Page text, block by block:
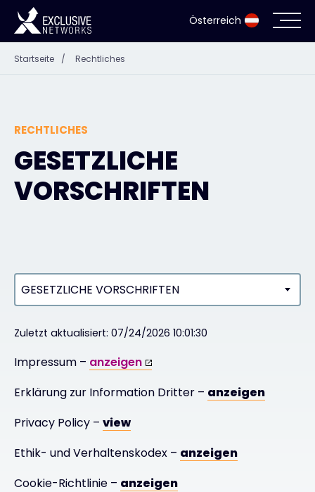
Österreich
Ressourcen
Unternehmen
Exclusive Access Anmeldung
Kontakt
Startseite / Rechtliches
RECHTLICHES
GESETZLICHE
VORSCHRIFTEN
GESETZLICHE VORSCHRIFTEN
Zuletzt aktualisiert: 07/24/2026 10:01:30
Impressum – anzeigen
Erklärung zur Information Dritter – anzeigen
Privacy Policy – view
Ethik- und Verhaltenskodex – anzeigen
Cookie-Richtlinie – anzeigen